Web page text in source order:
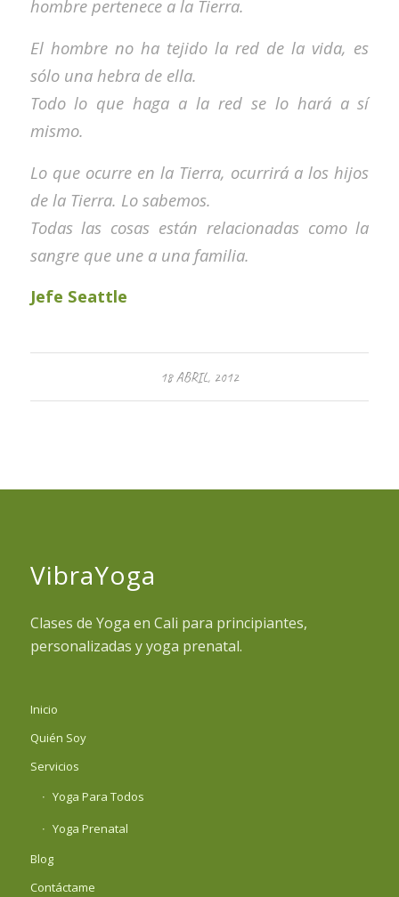
hombre pertenece a la Tierra.
El hombre no ha tejido la red de la vida, es
sólo una hebra de ella.
Todo lo que haga a la red se lo hará a sí
mismo.
Lo que ocurre en la Tierra, ocurrirá a los hijos
de la Tierra. Lo sabemos.
Todas las cosas están relacionadas como la
sangre que une a una familia.
Jefe Seattle
18 ABRIL, 2012
VibraYoga
Clases de Yoga en Cali para principiantes,
personalizadas y yoga prenatal.
Inicio
Quién Soy
Servicios
Yoga Para Todos
Yoga Prenatal
Blog
Contáctame